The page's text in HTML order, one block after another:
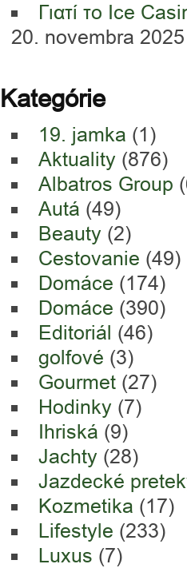
Γιατί το Ice
20. novembra
Kategórie
19. jamka (1)
Aktuality (876)
Albatros Group
Autá (49)
Beauty (2)
Cestovanie (49)
Domáce (174)
Domáce (390)
Editoriál (46)
golfové (3)
Gourmet (27)
Hodinky (7)
Ihriská (9)
Jachty (28)
Jazdecké
Kozmetika (17)
Lifestyle (233)
Luxus (7)